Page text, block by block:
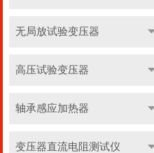
无局放试验变压器
高压试验变压器
轴承感应加热器
变压器直流电阻测试仪